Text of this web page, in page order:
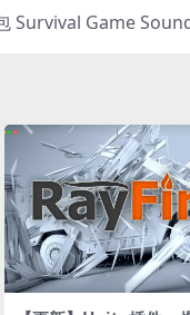
Survival Game